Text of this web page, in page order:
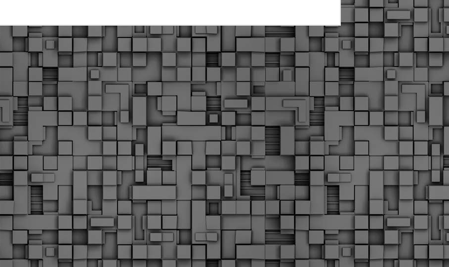
MAR
Θεσσαλονίκη: Ορκίστηκαν οι 75 νέοι δημοτικοί
αστυνομικοί – Τι τους ζήτησε ο Αγγελούδης
Ενισχύεται το έργο της δημοτικής αστυνομίας στο δήμο
Θεσσαλονίκης καθώς το πρωί της Τετάρτης 18 Μαρτίου
ορκίστηκαν οι 75 νέοι δημοτικοί αστυνομικοί.
«Με αυτούς, σε λίγους μήνες αποκτά ένα ισχυρό σώμα η
δημοτική αστυνομία. Θα είναι πιο κοντά στον πολίτη. Είχα την
ευκαιρία να είμαι σήμερα στην ορκωμοσία τους.
MAR
Ξεκίνησαν εδώ και μια εβδομάδα οι αφίξεις των
νεοπροσληφθέντων Δημοτικών Αστυνομικών στους
δήμους και οι ορκωμοσίες τους - Πλήρες
Μεγάλες μέρες ζει ο "οργανισμός" της Δημοτικής Αστυνομίας!
Να θυμίσουμε ότι κανονικές προσλήψεις στην Δημοτική
Αστυνομία έχουν να γίνουν από το 2010. Δεκαέξι ολόκληρα
χρόνια! Και βέβαια, ακόμη και με αυτές τις προσλήψεις, δεν
φτάνουμε ούτε τα 2/3 των Δημοτικών Αστυνομικών που
υπηρετούσαν το 2013 προ της κατάργησης της υπηρεσίας με
απόφαση του σημερινού πρωθυπουργού Κυριάκου Μητσοτάκη. Ας
είναι...
2
Δημοτική Αστυνομία Θεσσαλονίκης: Διμηνιαίος
απολογισμός ελέγχων τήρησης νομοθεσίας